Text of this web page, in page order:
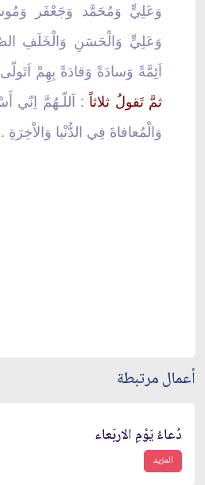
وَعَلِيٍّ وَمُحَمَّد وَجَعْفَر
وَعَلِيٍّ وَالْحَسَنِ وَالْخَلَفِ
اَئِمَّةً وَسادَةً وَقادَةً بِهِمْ
ثمَّ تَقولُ ثلاثاً : اَللّـهُمَّ اِنّي
وَالْمُعافاةَ فِي الدُّنْيا وَالاْخِرَةِ .
أعمال مرتبطة
دُعاءُ يَوْمِ الاربَعاء
المزيد